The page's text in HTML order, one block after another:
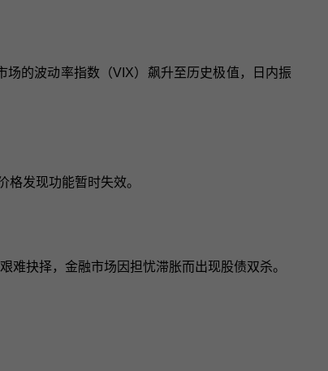
的波动率指数（VIX）飙升至历史极值，日内振
发现功能暂时失效。
难抉择，金融市场因担忧滞胀而出现股债双杀。